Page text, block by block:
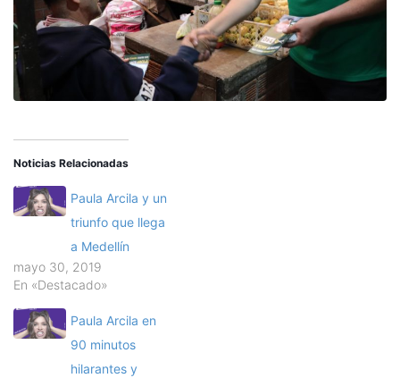
Noticias Relacionadas
Paula Arcila y un
triunfo que llega
a Medellín
mayo 30, 2019
En «Destacado»
Paula Arcila en
90 minutos
hilarantes y